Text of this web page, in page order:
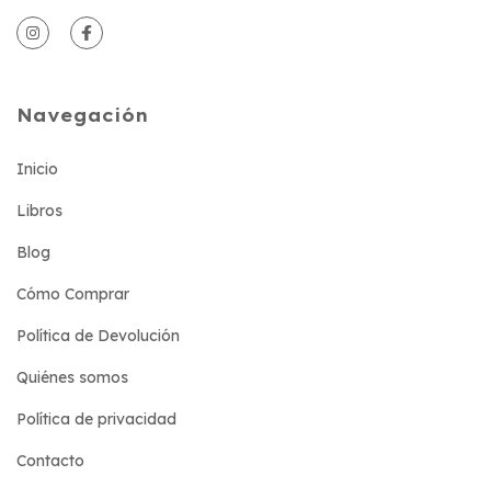
Navegación
Inicio
Libros
Blog
Cómo Comprar
Política de Devolución
Quiénes somos
Política de privacidad
Contacto